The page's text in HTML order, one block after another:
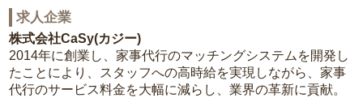
求人企業
株式会社CaSy(カジー)
2014年に創業し、家事代行のマッチングシステムを開発し
たことにより、スタッフへの高時給を実現しながら、家事
代行のサービス料金を大幅に減らし、業界の革新に貢献。